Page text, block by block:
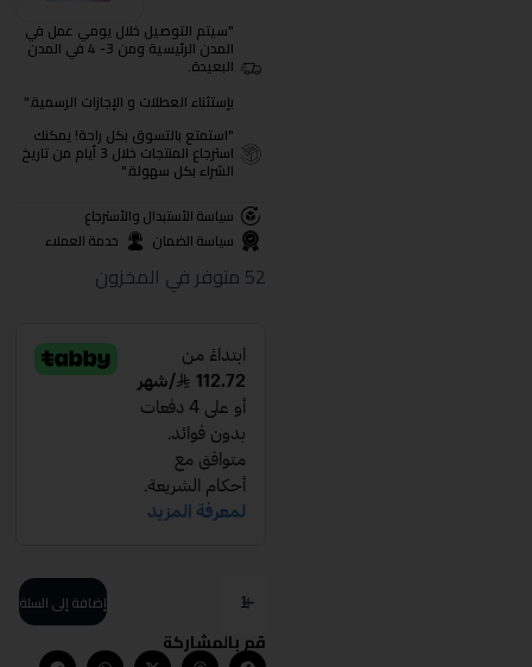
"سيتم التوصيل خلال يومي عمل في
المدن الرئيسية ومن 3- 4 في المدن
البعيدة.
بإستثناء العطلات و الإجازات الرسمية."
"استمتع بالتسوق بكل راحة! يمكنك
استرجاع المنتجات خلال 3 أيام من تاريخ
الشراء بكل سهولة."
سياسة الأستبدال والأسترجاع
سياسة الضمان
خدمة العملاء
52 متوفر في المخزون
إضافة إلى السلة
قم بالمشاركة